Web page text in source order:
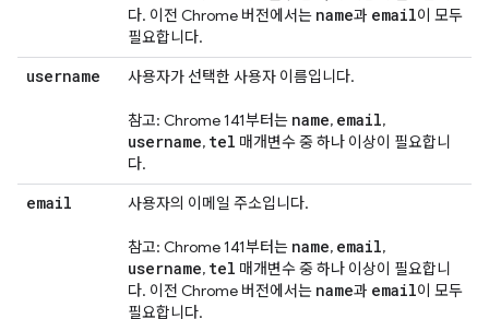
다. 이전 Chrome 버전에서는 name과 email이 모두
필요합니다.
username 사용자가 선택한 사용자 이름입니다.
참고: Chrome 141부터는 name, email,
username, tel 매개변수 중 하나 이상이 필요합니
다.
email 사용자의 이메일 주소입니다.
참고: Chrome 141부터는 name, email,
username, tel 매개변수 중 하나 이상이 필요합니
다. 이전 Chrome 버전에서는 name과 email이 모두
필요합니다.